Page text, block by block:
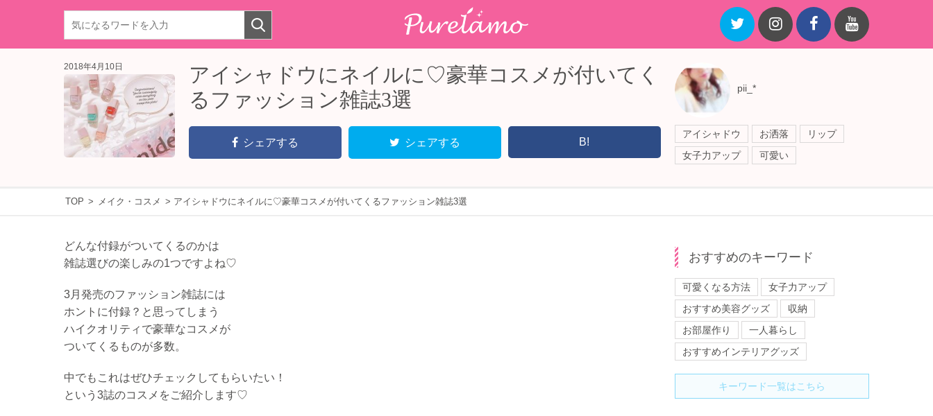
2018年4月10日
アイシャドウにネイルに♡豪華コスメが付いてく
るファッション雑誌3選
シェアする シェアする B!
pii_*
アイシャドウ お洒落
リップ
女子力アップ
可愛い
TOP > メイク・コスメ > アイシャドウにネイルに♡豪華コスメが付いてくるファッション雑誌3選
どんな付録がついてくるのかは
雑誌選びの楽しみの1つですよね♡
3月発売のファッション雑誌には
ホントに付録？と思ってしまう
ハイクオリティで豪華なコスメが
ついてくるものが多数。
中でもこれはぜひチェックしてもらいたい！
という3誌のコスメをご紹介します♡
おすすめのキーワード
可愛くなる方法
女子力アップ
おすすめ美容グッズ
収納
お部屋作り
一人暮らし
おすすめインテリアグッズ
キーワード一覧はこちら